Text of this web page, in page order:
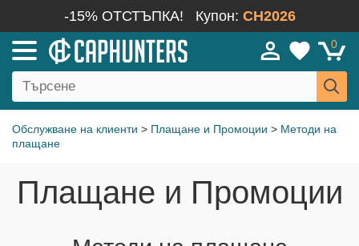
-15% ОТСТЪПКА! Купон: CH2026
0
Обслужване на клиенти > Плащане и Промоции > Методи на
плащане
Плащане и Промоции